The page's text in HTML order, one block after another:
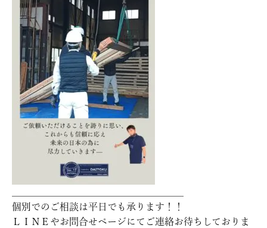
個別でのご相談は平日でも承ります！！
ＬＩＮＥやお問合せページにてご連絡お待ちしておりま